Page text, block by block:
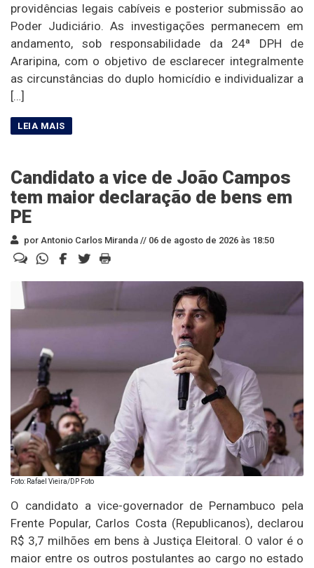
providências legais cabíveis e posterior submissão ao
Poder Judiciário. As investigações permanecem em
andamento, sob responsabilidade da 24ª DPH de
Araripina, com o objetivo de esclarecer integralmente
as circunstâncias do duplo homicídio e individualizar a
[…]
Candidato a vice de João Campos
tem maior declaração de bens em
PE
por Antonio Carlos Miranda // 06 de agosto de 2026 às 18:50
Foto: Rafael Vieira/DP Foto
O candidato a vice-governador de Pernambuco pela
Frente Popular, Carlos Costa (Republicanos), declarou
R$ 3,7 milhões em bens à Justiça Eleitoral. O valor é o
maior entre os outros postulantes ao cargo no estado